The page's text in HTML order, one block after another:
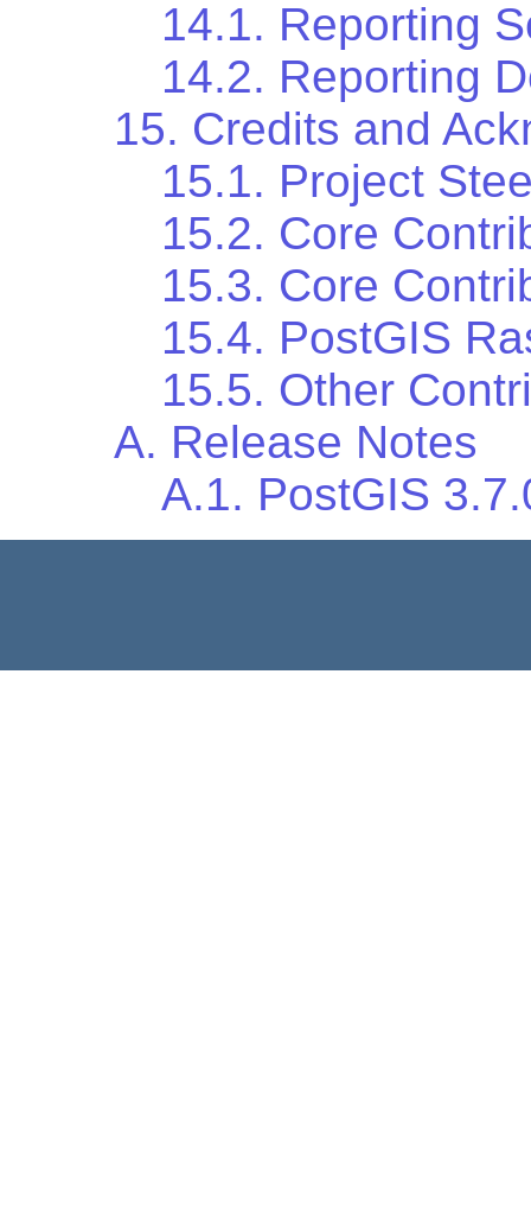
14.1. Reporting
14.2. Reporting
15. Credits and
15.1. Project
15.2. Core
15.3. Core
15.4. PostGIS
15.5. Other
A. Release Notes
A.1. PostGIS